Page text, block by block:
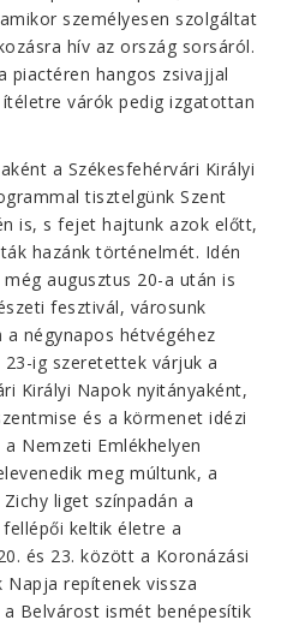
személyesen szolgáltat
hív az ország sorsáról.
piactéren hangos zsivajjal
várók pedig izgatottan
a Székesfehérvári Királyi
tisztelgünk Szent
is, s fejet hajtunk azok előtt,
hazánk történelmét. Idén
augusztus 20-a után is
fesztivál, városunk
négynapos hétvégéhez
ig szeretettek várjuk a
Királyi Napok nyitányaként,
és a körmenet idézi
Nemzeti Emlékhelyen
meg múltunk, a
liget színpadán a
keltik életre a
és 23. között a Koronázási
Napja repítenek vissza
Belvárost ismét benépesítik